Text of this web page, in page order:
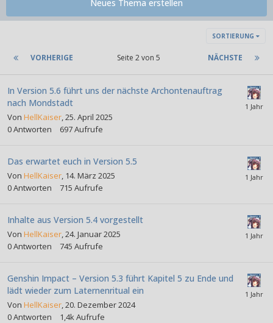
Neues Thema erstellen
SORTIERUNG
VORHERIGE NÄCHSTE
Seite 2 von 5
In Version 5.6 führt uns der nächste Archontenauftrag
nach Mondstadt
Von HellKaiser,25. April 2025
0Antworten 697Aufrufe
Das erwartet euch in Version 5.5
Von HellKaiser, 14. März 2025
0Antworten 715 Aufrufe
Inhalte aus Version 5.4 vorgestellt
Von HellKaiser,24. Januar 2025
0Antworten 745 Aufrufe
Genshin Impact – Version 5.3 führt Kapitel 5 zu Ende und
lädt wieder zum Laternenritual ein
Von HellKaiser,20. Dezember 2024
0Antworten 1,4kAufrufe